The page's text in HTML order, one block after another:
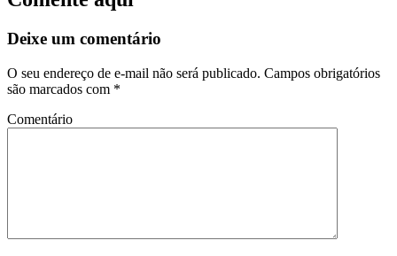
Deixe um comentário
O seu endereço de e-mail não será publicado. Campos obrigatórios
são marcados com *
Comentário